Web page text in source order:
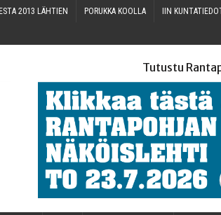
2013 LÄHTIEN PORUK­KA KOOLLA IIN
Tutustu